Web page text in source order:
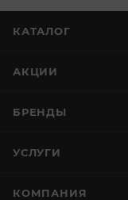
КАТАЛОГ
АКЦИИ
БРЕНДЫ
УСЛУГИ
КОМПАНИЯ